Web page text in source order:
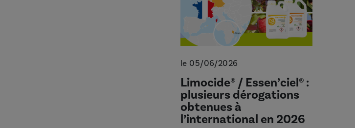
le 05/06/2026
Limocide® / Essen’ciel® :
plusieurs dérogations
obtenues à
l’international en 2026